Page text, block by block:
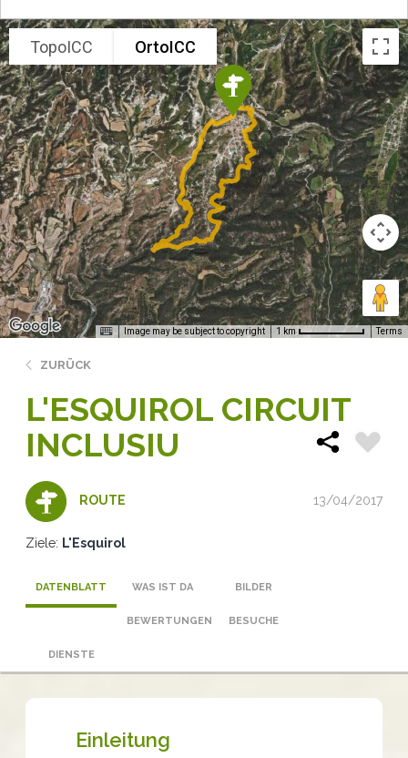
TopoICC OrtoICC
Image may be subject to copyright 1 km Terms
ZURÜCK
L'ESQUIROL CIRCUIT
INCLUSIU
ROUTE 13/04/2017
Ziele: L'Esquirol
DATENBLATT WAS IST DA BILDER
BEWERTUNGEN BESUCHE
DIENSTE
Einleitung